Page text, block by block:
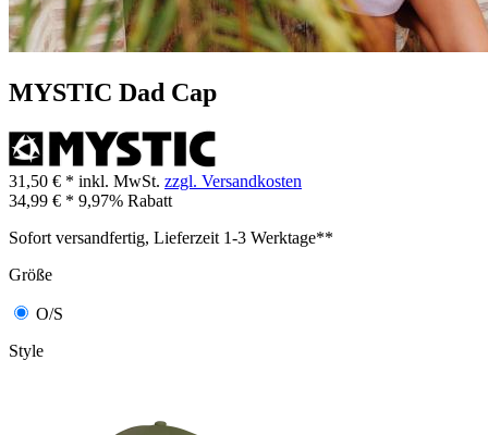
MYSTIC Dad Cap
31,50 € * inkl. MwSt. zzgl. Versandkosten
34,99 € * 9,97% Rabatt
Sofort versandfertig, Lieferzeit 1-3 Werktage**
Größe
O/S
Style